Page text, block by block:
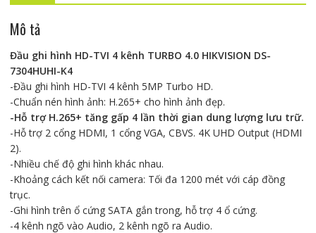
Mô tả
Đầu ghi hình HD-TVI 4 kênh TURBO 4.0 HIKVISION DS-
7304HUHI-K4
-Đầu ghi hình HD-TVI 4 kênh 5MP Turbo HD.
-Chuẩn nén hình ảnh: H.265+ cho hình ảnh đẹp.
-Hỗ trợ H.265+ tăng gấp 4 lần thời gian dung lượng lưu trữ.
-Hỗ trợ 2 cổng HDMI, 1 cổng VGA, CBVS. 4K UHD Output (HDMI
2).
-Nhiều chế độ ghi hình khác nhau.
-Khoảng cách kết nối camera: Tối đa 1200 mét với cáp đồng
trục.
-Ghi hình trên ổ cứng SATA gắn trong, hỗ trợ 4 ổ cứng.
-4 kênh ngõ vào Audio, 2 kênh ngõ ra Audio.